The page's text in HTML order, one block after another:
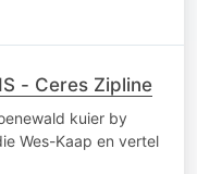
- Ceres Zipline
kuier by
Wes-Kaap en vertel